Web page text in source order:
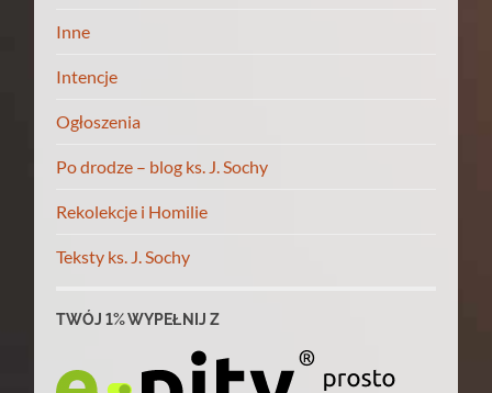
Inne
Intencje
Ogłoszenia
Po drodze – blog ks. J. Sochy
Rekolekcje i Homilie
Teksty ks. J. Sochy
TWÓJ 1% WYPEŁNIJ Z